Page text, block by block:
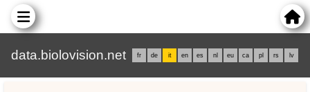
data.biolovision.net fr de it en es nl eu ca pl rs lv